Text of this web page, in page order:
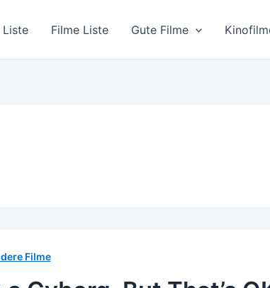
Liste Filme Liste Gute Filme
Filme